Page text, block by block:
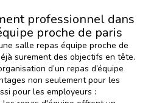
professionnel dans
proche de paris
salle repas équipe proche de
surement des objectifs en tête.
d’un repas d’équipe
non seulement pour les
pour les employeurs :